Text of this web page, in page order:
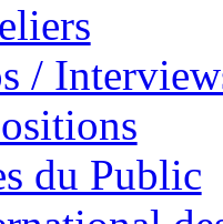
/
du Public